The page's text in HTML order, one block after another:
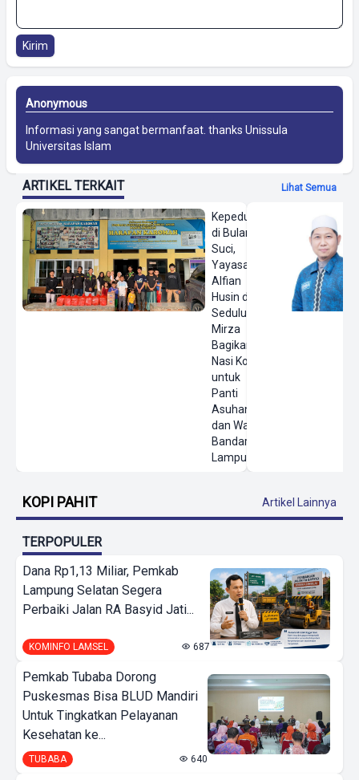
Kirim
Anonymous
Informasi yang sangat bermanfaat. thanks Unissula
Universitas Islam
ARTIKEL TERKAIT Lihat Semua
Kepedulian
di Bulan
Suci,
Yayasan
Alfian
Husin dan
Sedulur
Mirza
Bagikan
Nasi Kotak
untuk
Panti
Asuhan
dan Warga
Bandar
Lampung
KOPI PAHIT Artikel Lainnya
TERPOPULER
Dana Rp1,13 Miliar, Pemkab
Lampung Selatan Segera
Perbaiki Jalan RA Basyid Jati...
KOMINFO LAMSEL 687
Pemkab Tubaba Dorong
Puskesmas Bisa BLUD Mandiri
Untuk Tingkatkan Pelayanan
Kesehatan ke...
TUBABA 640